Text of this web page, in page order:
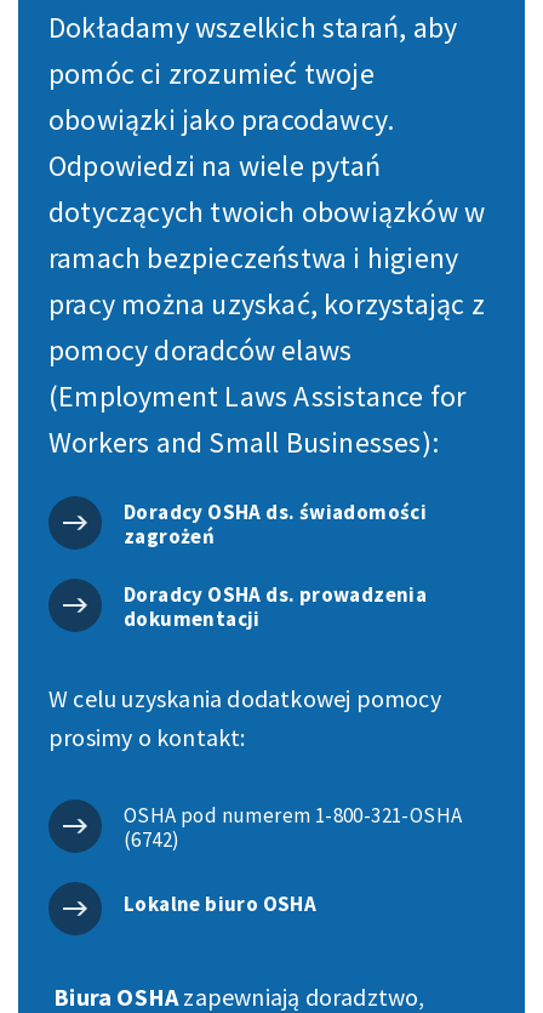
Dokładamy wszelkich starań, aby
pomóc ci zrozumieć twoje
obowiązki jako pracodawcy.
Odpowiedzi na wiele pytań
dotyczących twoich obowiązków w
ramach bezpieczeństwa i higieny
pracy można uzyskać, korzystając z
pomocy doradców elaws
(Employment Laws Assistance for
Workers and Small Businesses):
Doradcy OSHA ds. świadomości
zagrożeń
Doradcy OSHA ds. prowadzenia
dokumentacji
W celu uzyskania dodatkowej pomocy
prosimy o kontakt:
OSHA pod numerem 1-800-321-OSHA
(6742)
Lokalne biuro OSHA
Biura OSHAzapewniają doradztwo,